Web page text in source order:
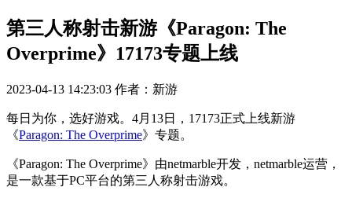
第三人称射击新游《Paragon: The
Overprime》17173专题上线
2023-04-13 14:23:03 作者：新游
每日为你，选好游戏。4月13日，17173正式上线新游
《Paragon: The Overprime》专题。
《Paragon: The Overprime》由netmarble开发，netmarble运营，
是一款基于PC平台的第三人称射击游戏。